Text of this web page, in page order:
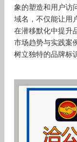
象的塑造和用户访
域名，不仅能让用
在潜移默化中提升
市场趋势与实践案
树立独特的品牌标